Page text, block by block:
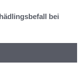
bei